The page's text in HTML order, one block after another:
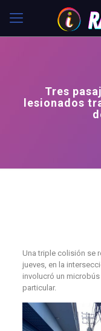
Tres
lesionados
Una triple colisión se
jueves, en la
involucró un
particular.